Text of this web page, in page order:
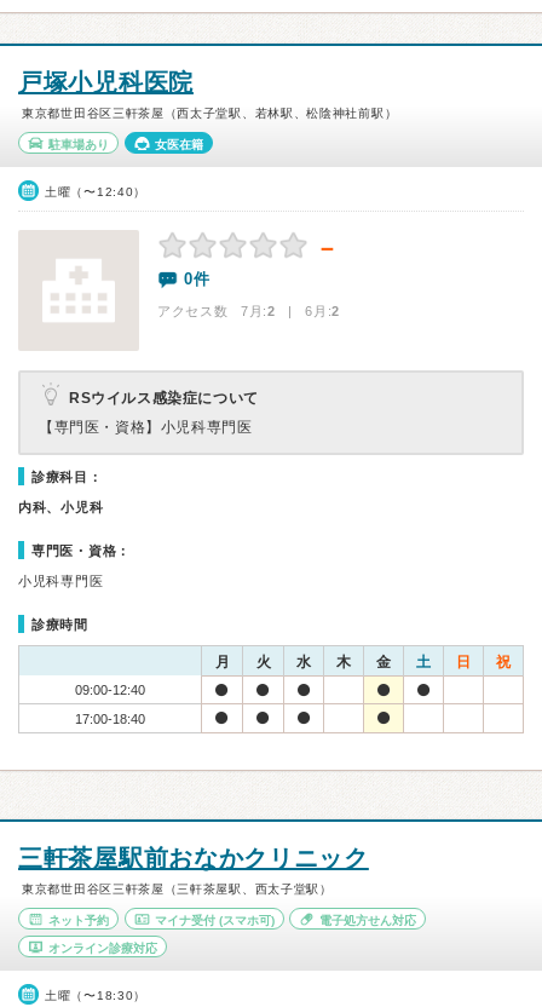
戸塚小児科医院
東京都世田谷区三軒茶屋（西太子堂駅、若林駅、松陰神社前駅）
駐車場あり 女医在籍
土曜（〜12:40）
－
0件
アクセス数 7月:2 | 6月:2
RSウイルス感染症について
【専門医・資格】 小児科専門医
診療科目：
内科、小児科
専門医・資格：
小児科専門医
診療時間
月 火 水 木 金 土 日 祝
09:00-12:40
17:00-18:40
三軒茶屋駅前おなかクリニック
東京都世田谷区三軒茶屋（三軒茶屋駅、西太子堂駅）
ネット予約 マイナ受付(スマホ可) 電子処方せん対応
オンライン診療対応
土曜（〜18:30）